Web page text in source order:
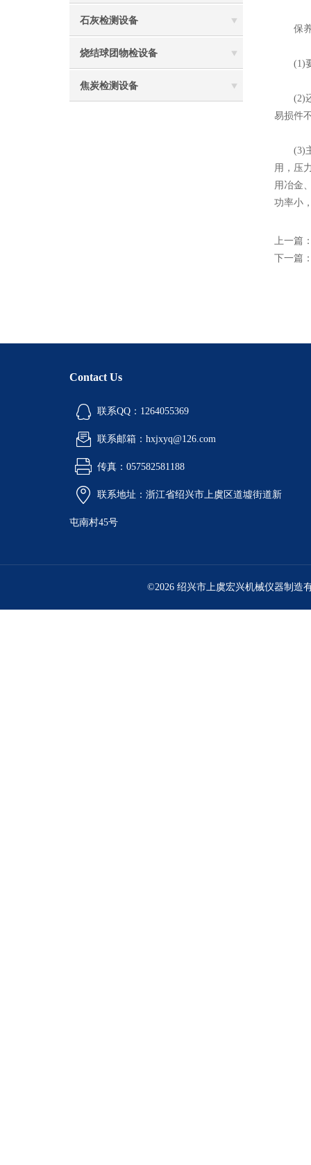
石灰检测设备
烧结球团物检设备
焦炭检测设备
保养
(1)要
(2)还
易损件
(3)主
用，压
用冶金
功率小
上一篇
下一篇
Contact Us
联系QQ：1264055369
联系邮箱：hxjxyq@126.com
传真：057582581188
联系地址：浙江省绍兴市上虞区道墟街道新
屯南村45号
©2026 绍兴市上虞宏兴机械仪器制造